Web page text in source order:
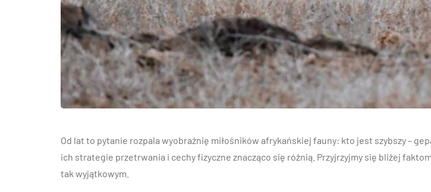
Od lat to pytanie rozpala wyobraźnię miłośników afrykańskiej fauny: kto jest szybszy –
ich strategie przetrwania i cechy fizyczne znacząco się różnią. Przyjrzyjmy się bliżej
tak wyjątkowym.